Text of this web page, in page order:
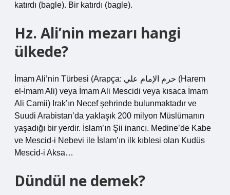
katırdı (bagle). Bir katırdı (bagle).
Hz. Ali’nin mezarı hangi
ülkede?
İmam Ali’nin Türbesi (Arapça: حرم الإمام علي (Harem
el-İmam Ali) veya İmam Ali Mescidi veya kısaca İmam
Ali Camii) Irak’ın Necef şehrinde bulunmaktadır ve
Suudi Arabistan’da yaklaşık 200 milyon Müslümanın
yaşadığı bir yerdir. İslam’ın Şii inancı. Medine’de Kabe
ve Mescid-i Nebevi ile İslam’ın ilk kıblesi olan Kudüs
Mescid-i Aksa…
Dündül ne demek?